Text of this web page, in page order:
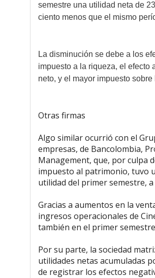
semestre una utilidad neta de
ciento menos que el mismo
La disminución se debe a los
impuesto a la riqueza, el efecto
neto, y el mayor impuesto
Otras firmas
Algo similar ocurrió con el
empresas, de Bancolombia,
Management, que, por culpa
impuesto al patrimonio, tuvo
utilidad del primer semestre,
Gracias a aumentos en la
ingresos operacionales de
también en el primer
Por su parte, la sociedad
utilidades netas acumuladas
de registrar los efectos